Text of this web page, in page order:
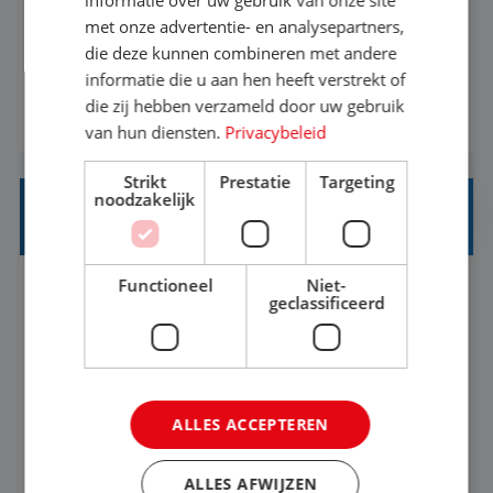
informatiebehoefte van verschillende interne
afdelingen specificeren. Aan de hand van deze
informatiebehoefte ga je BI-producten zoals
adviezen, rapportages en dashboards
producten ontwikkel je door middel van de data
uit ons datawa...
BEKIJK VACATURE
INKOPER VAKANTIES
Baan 33-36 uur MBO
Jij vindt de mooiste plekjes ter wereld en geeft
eenoudergezinnen én singles de meest
onvergetelijke vakanties van hun leven, hoe gaaf
is dat? Ben jij de commerciële professional die
BEKIJK VACATURE
met onze advertentie- en analysepartners,
die deze kunnen combineren met andere
informatie die u aan hen heeft verstrekt of
die zij hebben verzameld door uw gebruik
van hun diensten. Privacybeleid
Strikt
noodzakelijk
Prestatie Targeting
Functioneel
Niet-
geclassificeerd
ALLES ACCEPTEREN
ALLES AFWIJZEN